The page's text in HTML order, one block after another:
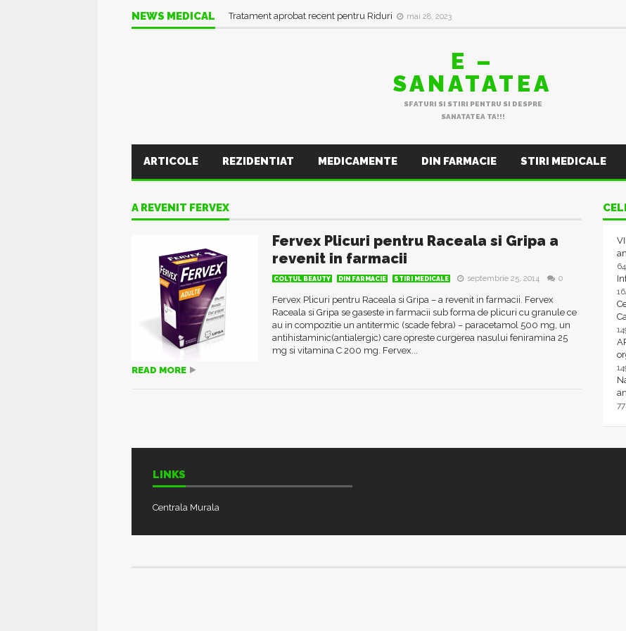
NEWS MEDICAL Tratament aprobat recent pentru Riduri mai 28, 2023
E –
SANATATEA
SFATURI SI STIRI PENTRU SI DESPRE
SANATATEA TA!!!
ARTICOLE REZIDENTIAT MEDICAMENTE DIN FARMACIE STIRI MEDICALE
A REVENIT FERVEX
Fervex Plicuri pentru Raceala si Gripa a
revenit in farmacii
COLŢUL BEAUTY DIN FARMACIE STIRI MEDICALE septembrie 25, 2014 0
Fervex Plicuri pentru Raceala si Gripa – a revenit in farmacii. Fervex
Raceala si Gripa se gaseste in farmacii sub forma de plicuri cu granule ce
au in compozitie un antitermic (scade febra) – paracetamol 500 mg, un
antihistaminic(antialergic) care opreste curgerea nasului feniramina 25
mg si vitamina C 200 mg. Fervex...
READ MORE
LINKS
Centrala Murala